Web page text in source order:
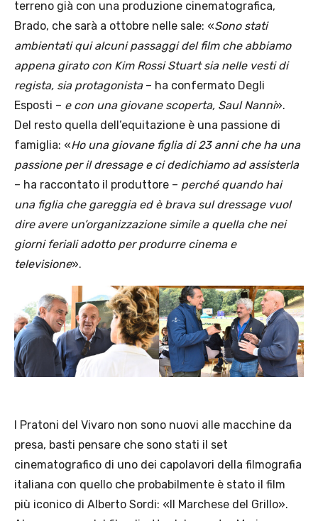
terreno già con una produzione cinematografica,
Brado, che sarà a ottobre nelle sale: «Sono stati
ambientati qui alcuni passaggi del film che abbiamo
appena girato con Kim Rossi Stuart sia nelle vesti di
regista, sia protagonista– ha confermato Degli
Esposti – e con una giovane scoperta, Saul Nanni».
Del resto quella dell’equitazione è una passione di
famiglia: «Ho una giovane figlia di 23 anni che ha una
passione per il dressage e ci dedichiamo ad assisterla
– ha raccontato il produttore – perché quando hai
una figlia che gareggia ed è brava sul dressage vuol
dire avere un’organizzazione simile a quella che nei
giorni feriali adotto per produrre cinema e
televisione».
I Pratoni del Vivaro non sono nuovi alle macchine da
presa, basti pensare che sono stati il set
cinematografico di uno dei capolavori della filmografia
italiana con quello che probabilmente è stato il film
più iconico di Alberto Sordi: «Il Marchese del Grillo».